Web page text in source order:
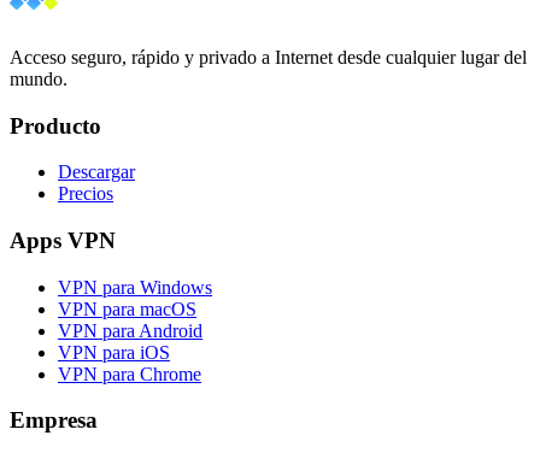
Acceso seguro, rápido y privado a Internet desde cualquier lugar del
mundo.
Producto
Descargar
Precios
Apps VPN
VPN para Windows
VPN para macOS
VPN para Android
VPN para iOS
VPN para Chrome
Empresa